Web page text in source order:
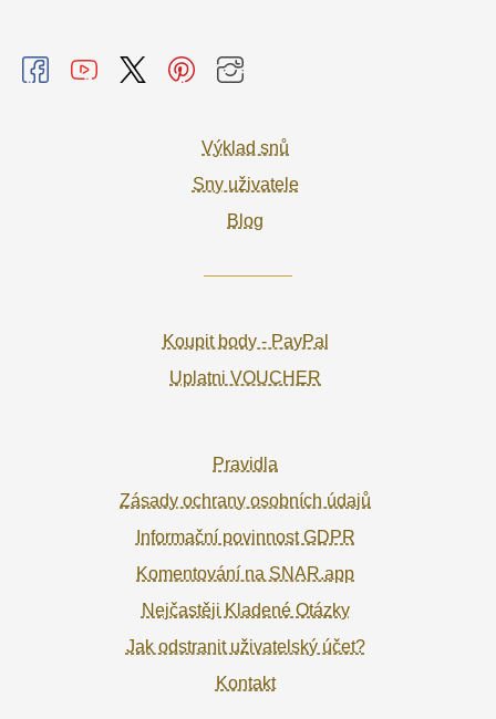
Výklad snů
Sny uživatele
Blog
Koupit body - PayPal
Uplatni VOUCHER
Pravidla
Zásady ochrany osobních údajů
Informační povinnost GDPR
Komentování na SNAR.app
Nejčastěji Kladené Otázky
Jak odstranit uživatelský účet?
Kontakt